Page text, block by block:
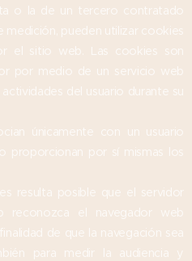
o la de un tercero contratado
pueden utilizar cookies
el sitio web. Las cookies son
por medio de un servicio web
del usuario durante su
únicamente con un usuario
proporcionan por sí mismas los
resulta posible que el servidor
reconozca el navegador web
de que la navegación sea
para medir la audiencia y